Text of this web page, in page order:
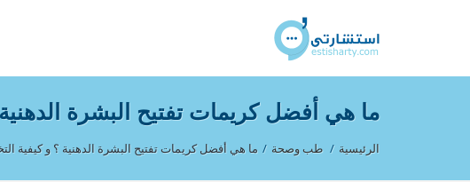
ما هي أفضل كريمات تفتيح البشرة
الرئيسية / طب وصحة / ما هي أفضل كريمات تفتيح البشرة الدهنية ؟ و كيفية